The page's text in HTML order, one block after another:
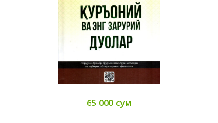
65 000 сум